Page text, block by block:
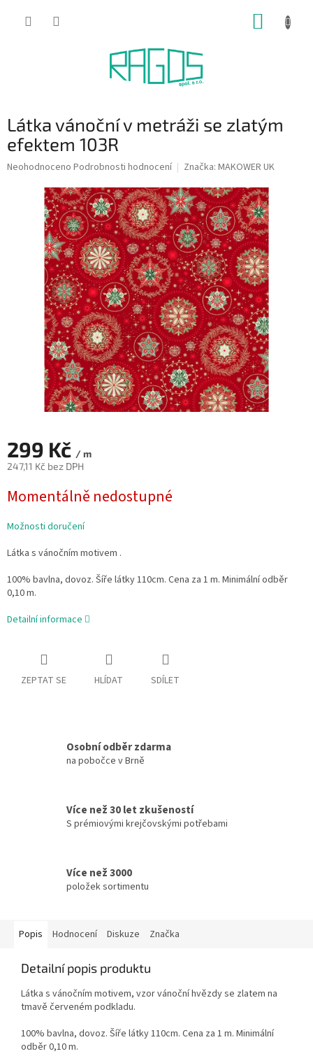
Látka vánoční v metráži se zlatým
efektem 103R
Průměrné
produktu
hvězdiček.
Neohodnoceno Podrobnosti hodnocení Značka: MAKOWER UK
299 Kč / m
247,11 Kč bez DPH
cena:
Momentálně nedostupné
Možnosti doručení
Látka s vánočním motivem .
100% bavlna, dovoz. Šíře látky 110cm. Cena za 1 m. Minimální odběr
0,10 m.
Detailní informace
ZEPTAT SE HLÍDAT SDÍLET
Osobní odběr zdarma
na pobočce v Brně
Více než 30 let zkušeností
S prémiovými krejčovskými potřebami
Více než 3000
položek sortimentu
Popis Hodnocení Diskuze Značka
Detailní popis produktu
Látka s vánočním motivem, vzor vánoční hvězdy se zlatem na
tmavě červeném podkladu.
100% bavlna, dovoz. Šíře látky 110cm. Cena za 1 m. Minimální
odběr 0,10 m.